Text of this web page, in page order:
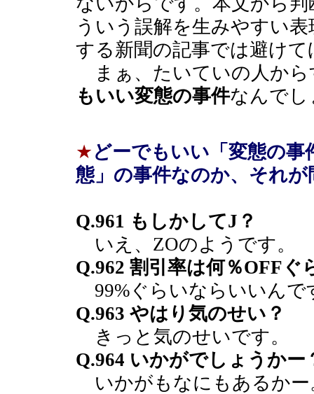
ういう誤解を生みやすい
する新聞の記事では避け
まぁ、たいていの人から
もいい変態の事件なんでし
★ どーでもいい「変態の
態」の事件なのか、それが
Q.961 もしかしてJ？
いえ、ZOのようです。
Q.962 割引率は何％OFFぐ
99%ぐらいならいいんで
Q.963 やはり気のせい？
きっと気のせいです。
Q.964 いかがでしょうかー
いかがもなにもあるかー